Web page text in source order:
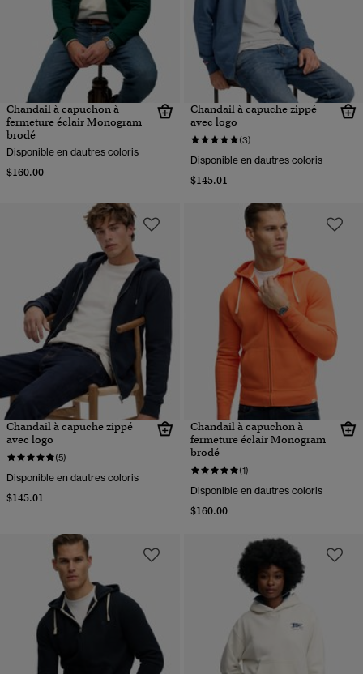
Chandail à capuchon à
fermeture éclair Monogram
brodé
Disponible en dautres coloris
$160.00
Chandail à capuche zippé
avec logo
(3)
Disponible en dautres coloris
$145.01
Chandail à capuche zippé
avec logo
(5)
Disponible en dautres coloris
$145.01
Chandail à capuchon à
fermeture éclair Monogram
brodé
(1)
Disponible en dautres coloris
$160.00